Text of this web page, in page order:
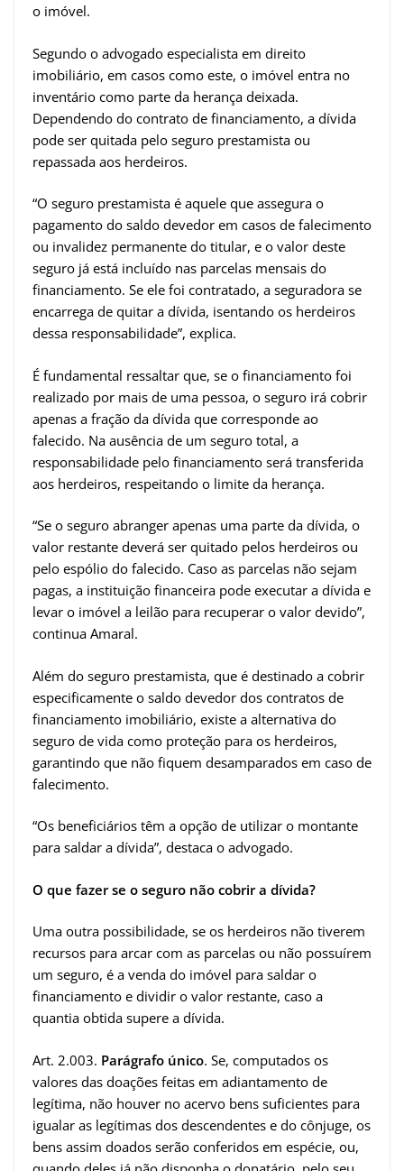
o imóvel.
Segundo o advogado especialista em direito
imobiliário, em casos como este, o imóvel entra no
inventário como parte da herança deixada.
Dependendo do contrato de financiamento, a dívida
pode ser quitada pelo seguro prestamista ou
repassada aos herdeiros.
“O seguro prestamista é aquele que assegura o
pagamento do saldo devedor em casos de falecimento
ou invalidez permanente do titular, e o valor deste
seguro já está incluído nas parcelas mensais do
financiamento. Se ele foi contratado, a seguradora se
encarrega de quitar a dívida, isentando os herdeiros
dessa responsabilidade”, explica.
É fundamental ressaltar que, se o financiamento foi
realizado por mais de uma pessoa, o seguro irá cobrir
apenas a fração da dívida que corresponde ao
falecido. Na ausência de um seguro total, a
responsabilidade pelo financiamento será transferida
aos herdeiros, respeitando o limite da herança.
“Se o seguro abranger apenas uma parte da dívida, o
valor restante deverá ser quitado pelos herdeiros ou
pelo espólio do falecido. Caso as parcelas não sejam
pagas, a instituição financeira pode executar a dívida e
levar o imóvel a leilão para recuperar o valor devido”,
continua Amaral.
Além do seguro prestamista, que é destinado a cobrir
especificamente o saldo devedor dos contratos de
financiamento imobiliário, existe a alternativa do
seguro de vida como proteção para os herdeiros,
garantindo que não fiquem desamparados em caso de
falecimento.
“Os beneficiários têm a opção de utilizar o montante
para saldar a dívida”, destaca o advogado.
O que fazer se o seguro não cobrir a dívida?
Uma outra possibilidade, se os herdeiros não tiverem
recursos para arcar com as parcelas ou não possuírem
um seguro, é a venda do imóvel para saldar o
financiamento e dividir o valor restante, caso a
quantia obtida supere a dívida.
Art. 2.003. Parágrafo único. Se, computados os
valores das doações feitas em adiantamento de
legítima, não houver no acervo bens suficientes para
igualar as legítimas dos descendentes e do cônjuge, os
bens assim doados serão conferidos em espécie, ou,